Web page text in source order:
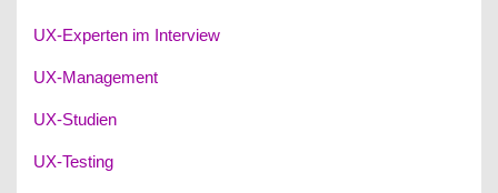
UX-Experten im Interview
UX-Management
UX-Studien
UX-Testing